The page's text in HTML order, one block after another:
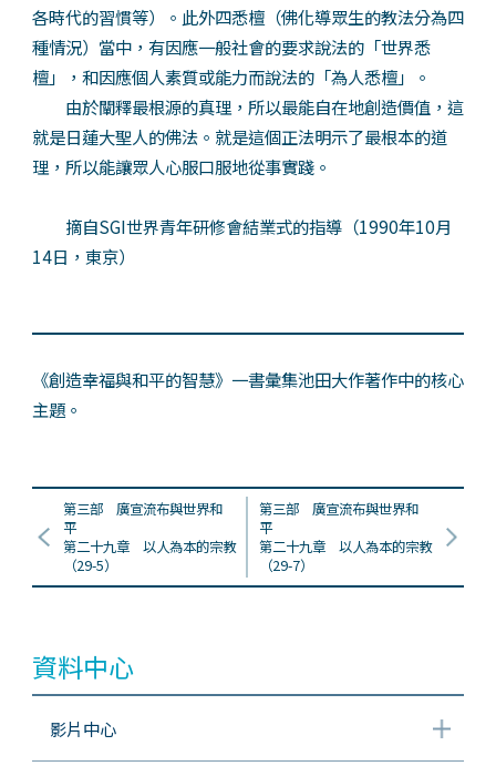
各時代的習慣等）。此外四悉檀（佛化導眾生的教法分為四
種情況）當中，有因應一般社會的要求說法的「世界悉
檀」，和因應個人素質或能力而說法的「為人悉檀」。
由於闡釋最根源的真理，所以最能自在地創造價值，這
就是日蓮大聖人的佛法。就是這個正法明示了最根本的道
理，所以能讓眾人心服口服地從事實踐。
摘自SGI世界青年研修會結業式的指導（1990年10月
14日，東京）
《創造幸福與和平的智慧》一書彙集池田大作著作中的核心
主題。
第三部 廣宣流布與世界和
平
第二十九章 以人為本的宗教
（29-5）
第三部 廣宣流布與世界和
平
第二十九章 以人為本的宗教
（29-7）
資料中心
影片中心